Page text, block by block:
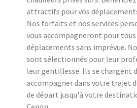
attractifs pour vos
Nos forfaits et nos services
vous accompagneront pour tous
déplacements sans imprévue.
sont sélectionnés pour leur
leur gentillesse. Ils se chargent
accompagner dans votre trajet
de départ jusqu'à votre